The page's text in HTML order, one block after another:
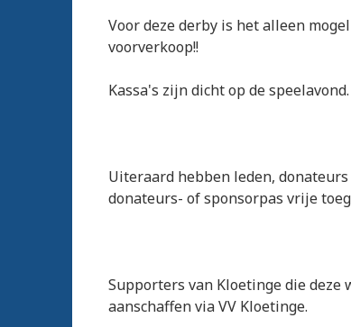
Voor deze derby is het alleen
voorverkoop!!
Kassa's zijn dicht op de speelavond.
Uiteraard hebben leden,
donateurs- of sponsorpas vrije
Supporters van Kloetinge die
aanschaffen via VV Kloetinge.